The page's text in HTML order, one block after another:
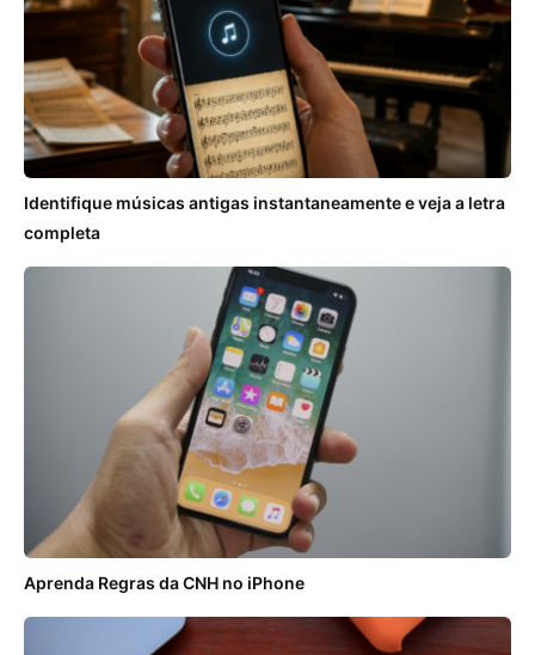
Identifique músicas antigas instantaneamente e veja a letra
completa
Aprenda Regras da CNH no iPhone